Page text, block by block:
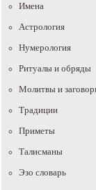
Имена
Астрология
Нумерология
Ритуалы и обряды
Молитвы и
Традиции
Приметы
Талисманы
Эзо словарь